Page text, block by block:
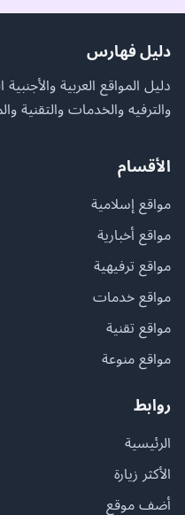
دليل فهارس
دليل المواقع العربية
والترفيه والخدمات والتقنية
الأقسام
مواقع إسلامية
مواقع أخبارية
مواقع ترفيهية
مواقع خدمات
مواقع تقنية
مواقع منوعة
روابط
الرئيسية
الأكثر زيارة
أضف موقع